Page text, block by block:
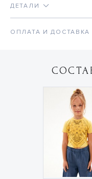
ДЕТАЛИ
ОПЛАТА И ДОСТАВКА